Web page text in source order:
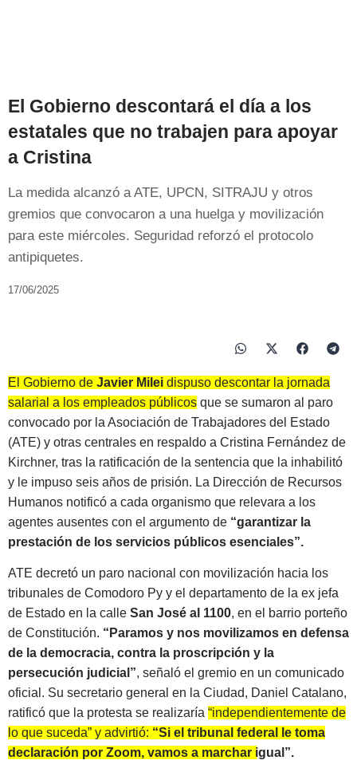
El Gobierno descontará el día a los
estatales que no trabajen para apoyar
a Cristina
La medida alcanzó a ATE, UPCN, SITRAJU y otros
gremios que convocaron a una huelga y movilización
para este miércoles. Seguridad reforzó el protocolo
antipiquetes.
17/06/2025
El Gobierno de Javier Milei dispuso descontar la jornada
salarial a los empleados públicos que se sumaron al paro
convocado por la Asociación de Trabajadores del Estado
(ATE) y otras centrales en respaldo a Cristina Fernández de
Kirchner, tras la ratificación de la sentencia que la inhabilitó
y le impuso seis años de prisión. La Dirección de Recursos
Humanos notificó a cada organismo que relevara a los
agentes ausentes con el argumento de “garantizar la
prestación de los servicios públicos esenciales”.
ATE decretó un paro nacional con movilización hacia los
tribunales de Comodoro Py y el departamento de la ex jefa
de Estado en la calle San José al 1100, en el barrio porteño
de Constitución. “Paramos y nos movilizamos en defensa
de la democracia, contra la proscripción y la
persecución judicial”, señaló el gremio en un comunicado
oficial. Su secretario general en la Ciudad, Daniel Catalano,
ratificó que la protesta se realizaría “independientemente de
lo que suceda” y advirtió: “Si el tribunal federal le toma
declaración por Zoom, vamos a marchar igual”.